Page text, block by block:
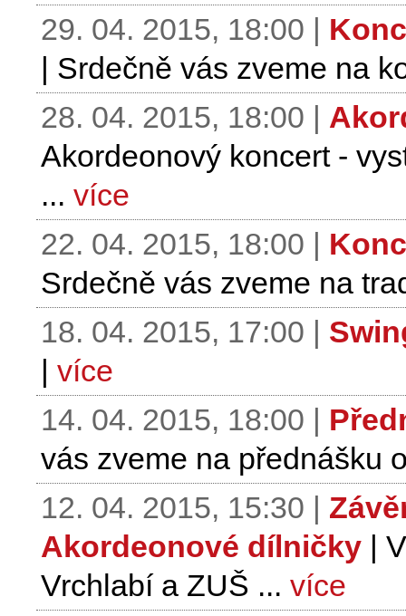
29. 04. 2015, 18:00 |
| Srdečně vás zveme na
28. 04. 2015, 18:00 |
Akordeonový koncert -
... více
22. 04. 2015, 18:00 |
Srdečně vás zveme na
18. 04. 2015, 17:00 |
| více
14. 04. 2015, 18:00 |
vás zveme na přednášku
12. 04. 2015, 15:30 |
Akordeonové dílničky |
Vrchlabí a ZUŠ ... více